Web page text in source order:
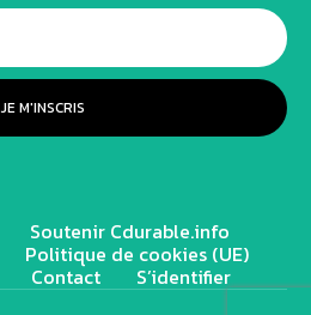
JE M'INSCRIS
Soutenir Cdurable.info
Politique de cookies (UE)
Contact S’identifier